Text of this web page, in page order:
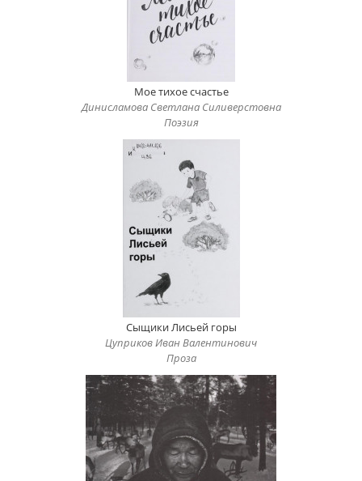
Мое тихое счастье
Динисламова Светлана Силиверстовна
Поэзия
Сыщики Лисьей горы
Цуприков Иван Валентинович
Проза